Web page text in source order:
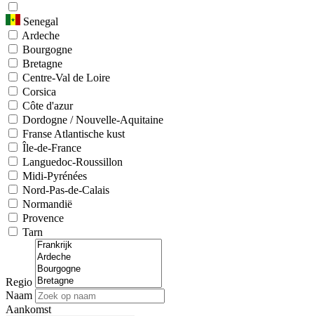
Senegal
Ardeche
Bourgogne
Bretagne
Centre-Val de Loire
Corsica
Côte d'azur
Dordogne / Nouvelle-Aquitaine
Franse Atlantische kust
Île-de-France
Languedoc-Roussillon
Midi-Pyrénées
Nord-Pas-de-Calais
Normandië
Provence
Tarn
Regio
Naam
Aankomst